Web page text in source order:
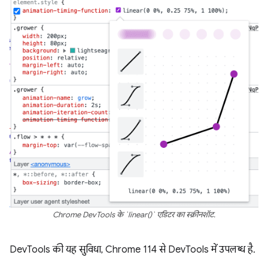
Chrome DevTools के `linear()` एडिटर का स्क्रीनशॉट.
DevTools की यह सुविधा, Chrome 114 से DevTools में उपलब्ध है.